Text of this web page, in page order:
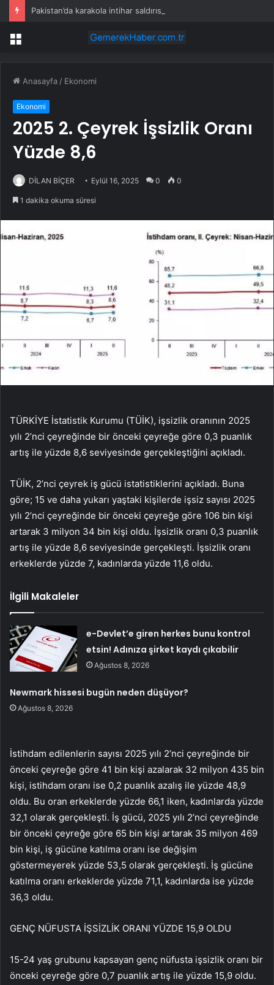
Pakistan’da karakola intihar saldırısı; 7 ölü, 15 yaralı
Menü
Anasayfa / Ekonomi
Ekonomi
2025 2. Çeyrek İşsizlik Oranı
Yüzde 8,6
DİLAN BİÇER Eylül 16, 2025 0 0
1 dakika okuma süresi
TÜRKİYE İstatistik Kurumu (TÜİK), işsizlik oranının 2025
yılı 2’nci çeyreğinde bir önceki çeyreğe göre 0,3 puanlık
artış ile yüzde 8,6 seviyesinde gerçekleştiğini açıkladı.
TÜİK, 2’nci çeyrek iş gücü istatistiklerini açıkladı. Buna
göre; 15 ve daha yukarı yaştaki kişilerde işsiz sayısı 2025
yılı 2’nci çeyreğinde bir önceki çeyreğe göre 106 bin kişi
artarak 3 milyon 34 bin kişi oldu. İşsizlik oranı 0,3 puanlık
artış ile yüzde 8,6 seviyesinde gerçekleşti. İşsizlik oranı
erkeklerde yüzde 7, kadınlarda yüzde 11,6 oldu.
İlgili Makaleler
e-Devlet’e giren herkes bunu kontrol
etsin! Adınıza şirket kaydı çıkabilir
Ağustos 8, 2026
Newmark hissesi bugün neden düşüyor?
Ağustos 8, 2026
İstihdam edilenlerin sayısı 2025 yılı 2’nci çeyreğinde bir
önceki çeyreğe göre 41 bin kişi azalarak 32 milyon 435 bin
kişi, istihdam oranı ise 0,2 puanlık azalış ile yüzde 48,9
oldu. Bu oran erkeklerde yüzde 66,1 iken, kadınlarda yüzde
32,1 olarak gerçekleşti. İş gücü, 2025 yılı 2’nci çeyreğinde
bir önceki çeyreğe göre 65 bin kişi artarak 35 milyon 469
bin kişi, iş gücüne katılma oranı ise değişim
göstermeyerek yüzde 53,5 olarak gerçekleşti. İş gücüne
katılma oranı erkeklerde yüzde 71,1, kadınlarda ise yüzde
36,3 oldu.
GENÇ NÜFUSTA İŞSİZLİK ORANI YÜZDE 15,9 OLDU
15-24 yaş grubunu kapsayan genç nüfusta işsizlik oranı bir
önceki çeyreğe göre 0,7 puanlık artış ile yüzde 15,9 oldu.